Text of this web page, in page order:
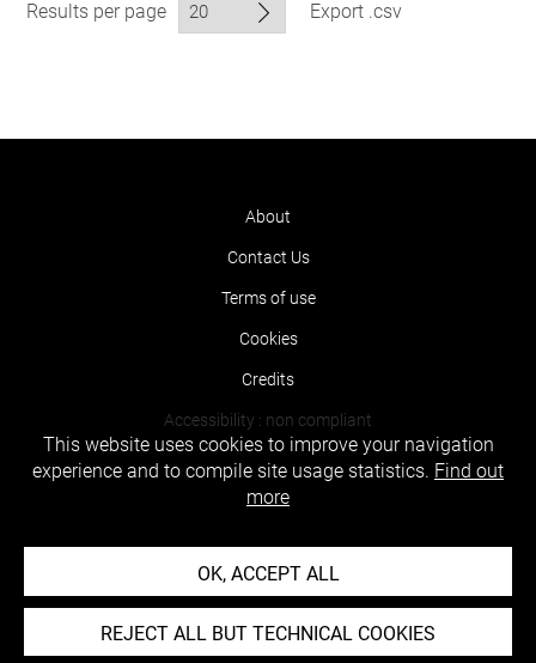
Results per page Export .csv
About
Contact Us
Terms of use
Cookies
Credits
Accessibility : non compliant
This website uses cookies to improve your navigation
experience and to compile site usage statistics. Find out
more
OK, ACCEPT ALL
REJECT ALL BUT TECHNICAL COOKIES